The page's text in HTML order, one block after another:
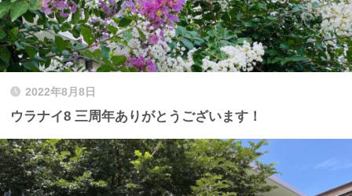
2022年8月8日
ウラナイ8 三周年ありがとうございます！